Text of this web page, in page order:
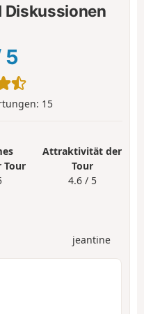
Diskussionen
5
15
Tour
Attraktivität der
Tour
4.6 / 5
jeantine